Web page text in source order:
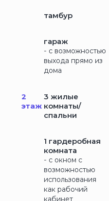
тамбур
гараж
- с возможностью
выхода прямо из
дома
2
этаж
3 жилые
комнаты/
спальни
1 гардеробная
комната
- с окном с
возможностью
использования
как рабочий
кабинет